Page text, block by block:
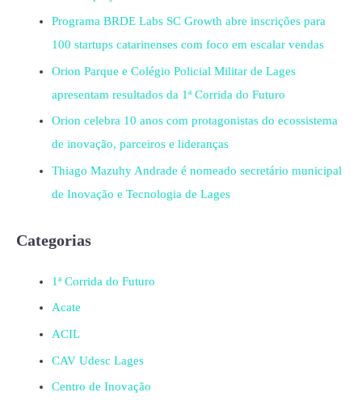
Programa BRDE Labs SC Growth abre inscrições para
100 startups catarinenses com foco em escalar vendas
Orion Parque e Colégio Policial Militar de Lages
apresentam resultados da 1ª Corrida do Futuro
Orion celebra 10 anos com protagonistas do ecossistema
de inovação, parceiros e lideranças
Thiago Mazuhy Andrade é nomeado secretário municipal
de Inovação e Tecnologia de Lages
Categorias
1ª Corrida do Futuro
Acate
ACIL
CAV Udesc Lages
Centro de Inovação